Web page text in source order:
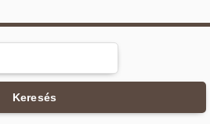
Keresés